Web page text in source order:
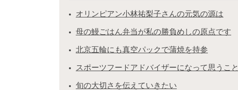
オリンピアン小林祐梨子さんの元気の源は
母の鰻ごはん弁当が私の勝負めしの原点です
北京五輪にも真空パックで蒲焼を持参
スポーツフードアドバイザーになって思うこと
旬の大切さを伝えていきたい